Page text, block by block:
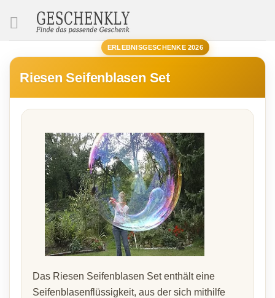
ERLEBNISGESCHENKE 2026
Riesen Seifenblasen Set
Das Riesen Seifenblasen Set enthält eine
Seifenblasenflüssigkeit, aus der sich mithilfe